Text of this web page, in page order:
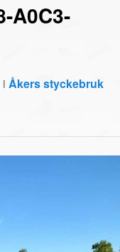
A0C3-
iÅkers styckebruk